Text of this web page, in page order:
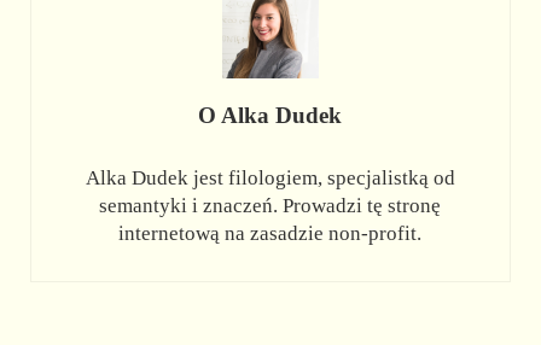
O Alka Dudek
Alka Dudek jest filologiem, specjalistką od
semantyki i znaczeń. Prowadzi tę stronę
internetową na zasadzie non-profit.